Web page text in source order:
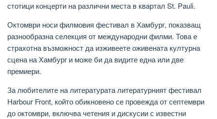
стотици концерти на различни места в квартал St. Pauli.
Октомври носи филмовия фестивал в Хамбург, показващ
разнообразна селекция от международни филми. Това е
страхотна възможност да изживеете оживената културна
сцена на Хамбург и може би да видите една или две
премиери.
За любителите на литературата литературният фестивал
Harbour Front, който обикновено се провежда от септември
до октомври, включва четения и дискусии с известни